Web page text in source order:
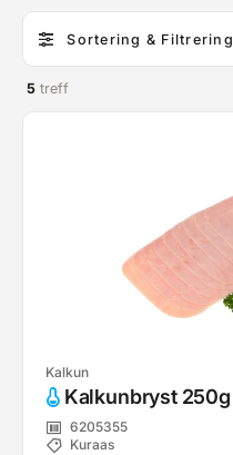
Sortering & Filtrering
5 treff
Kalkun
Kalkunbryst 250g
6205355
Kuraas